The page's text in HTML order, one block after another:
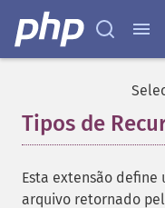
Tipos de
Esta extensão
arquivo retornado